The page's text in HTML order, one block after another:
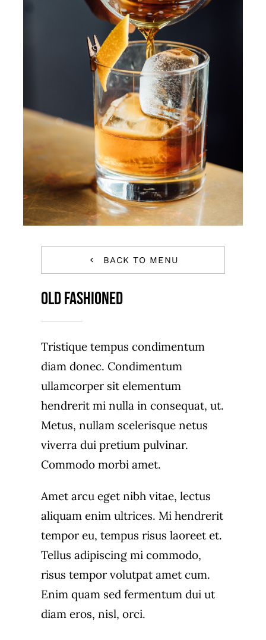
BACK TO MENU
Old Fashioned
Tristique tempus condimentum
diam donec. Condimentum
ullamcorper sit elementum
hendrerit mi nulla in consequat, ut.
Metus, nullam scelerisque netus
viverra dui pretium pulvinar.
Commodo morbi amet.
Amet arcu eget nibh vitae, lectus
aliquam enim ultrices. Mi hendrerit
tempor eu, tempus risus laoreet et.
Tellus adipiscing mi commodo,
risus tempor volutpat amet cum.
Enim quam sed fermentum dui ut
diam eros, nisl, orci.